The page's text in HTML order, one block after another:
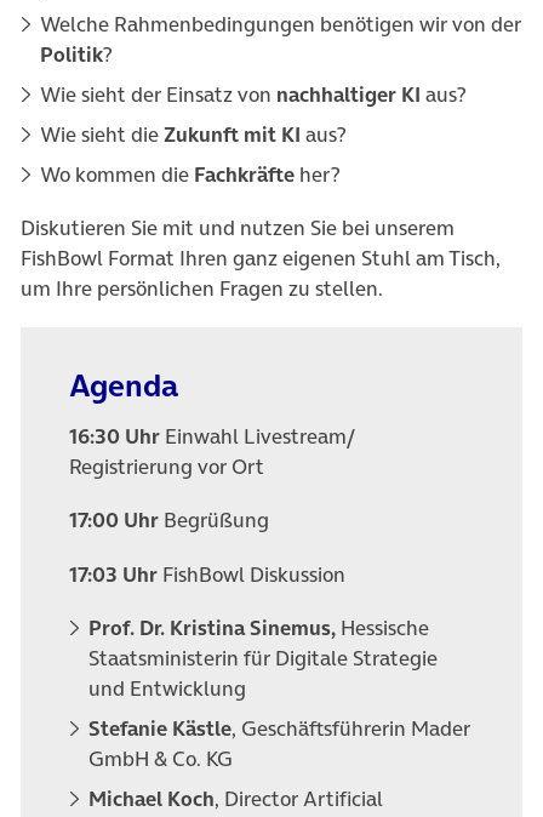
Welche Rahmenbedingungen benötigen wir von der
Politik?
Wie sieht der Einsatz von nachhaltiger KI aus?
Wie sieht dieZukunft mit KI aus?
Wo kommen die Fachkräfte her?
Diskutieren Sie mit und nutzen Sie bei unserem
FishBowl Format Ihren ganz eigenen Stuhl am Tisch,
um Ihre persönlichen Fragen zu stellen.
Agenda
16:30 Uhr Einwahl Livestream/
Registrierung vor Ort
17:00 Uhr Begrüßung
17:03 Uhr FishBowl Diskussion
Prof. Dr. Kristina Sinemus, Hessische
Staatsministerin für Digitale Strategie
und Entwicklung
Stefanie Kästle, Geschäftsführerin Mader
GmbH & Co. KG
Michael Koch, Director Artificial